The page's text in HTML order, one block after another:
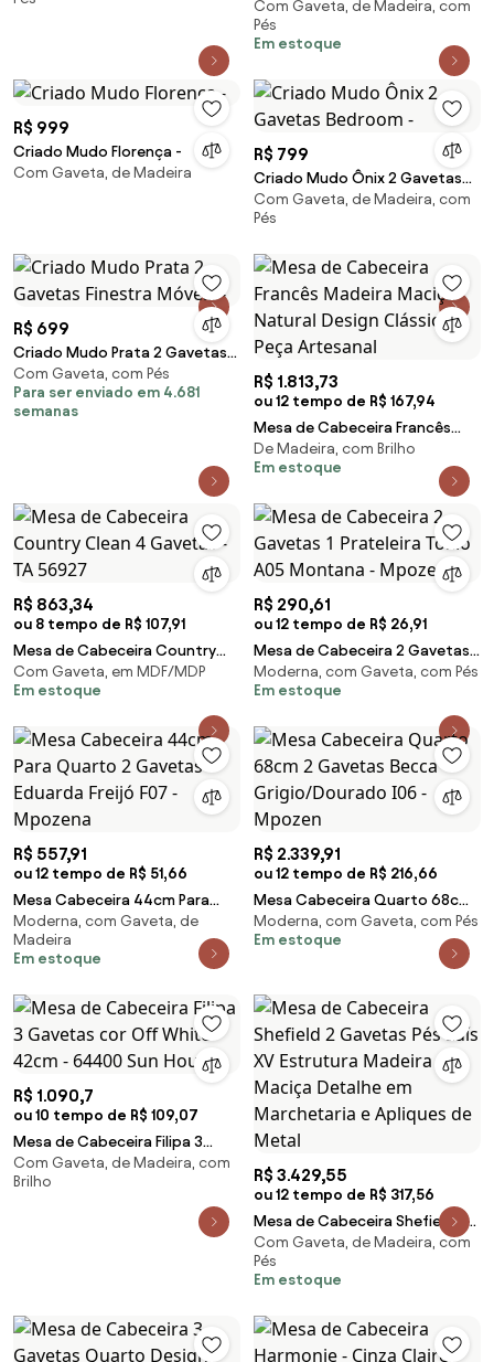
Madeira Maciça Osiris Freijó -
G74 - Gran Belo
Com Gaveta, de Madeira, com
Pés
Em estoque
R$ 999
Criado Mudo Florença -
Com Gaveta, de Madeira
R$ 799
Criado Mudo Ônix 2 Gavetas
Bedroom -
Com Gaveta, de Madeira, com
Pés
R$ 699
Criado Mudo Prata 2 Gavetas
Finestra Móveis -
Com Gaveta, com Pés
Para ser enviado em 4.681
semanas
R$ 1.813,73
ou 12 tempo de R$ 167,94
Mesa de Cabeceira Francês
Madeira Maciça Natural Design
Clássico Peça Artesanal
De Madeira, com Brilho
Em estoque
R$ 863,34
ou 8 tempo de R$ 107,91
Mesa de Cabeceira Country
Clean 4 Gavetas - TA 56927
Com Gaveta, em MDF/MDP
Em estoque
R$ 290,61
ou 12 tempo de R$ 26,91
Mesa de Cabeceira 2 Gavetas 1
Prateleira Tókio A05 Montana -
Mpozenat
Moderna, com Gaveta, com Pés
Em estoque
R$ 557,91
ou 12 tempo de R$ 51,66
Mesa Cabeceira 44cm Para
Quarto 2 Gavetas Eduarda
Freijó F07 - Mpozena
Moderna, com Gaveta, de
Madeira
Em estoque
R$ 2.339,91
ou 12 tempo de R$ 216,66
Mesa Cabeceira Quarto 68cm
2 Gavetas Becca
Grigio/Dourado I06 - Mpozen
Moderna, com Gaveta, com Pés
Em estoque
R$ 1.090,7
ou 10 tempo de R$ 109,07
Mesa de Cabeceira Filipa 3
Gavetas cor Off White 42cm -
64400 Sun House
Com Gaveta, de Madeira, com
Brilho
R$ 3.429,55
ou 12 tempo de R$ 317,56
Mesa de Cabeceira Shefield 2
Gavetas Pés Luís XV Estrutura
Madeira Maciça Detalhe em
Marchetaria e Apliques de
Com Gaveta, de Madeira, com
Pés
Em estoque